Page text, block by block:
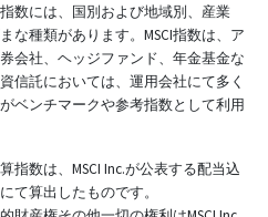
数には、国別および地域別、産業
な種類があります。MSCI指数は、ア
会社、ヘッジファンド、年金基金な
信託においては、運用会社にて多く
ベンチマークや参考指数として利用
指数は、MSCI Inc.が公表する配当込
て算出したものです。